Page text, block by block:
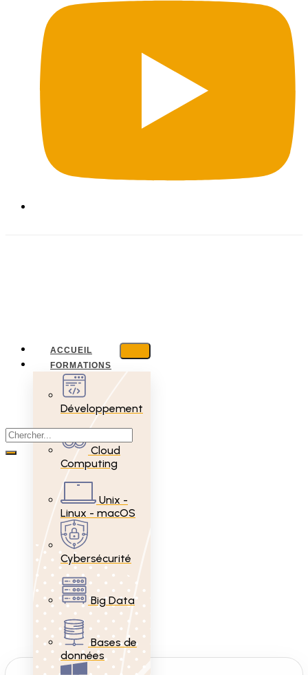
ACCUEIL
FORMATIONS
Développement
Cloud
Computing
Unix -
Linux - macOS
Cybersécurité
Big Data
Bases de
données